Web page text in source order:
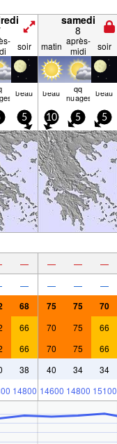
samedi
8
soir matin après-
midi
soir
beau beau qq
nuages beau
5 10 5 5
— — — —
— — — —
68 75 75 70
66 70 75 66
66 70 75 66
38 40 34 34
14800 14600 14800 15100